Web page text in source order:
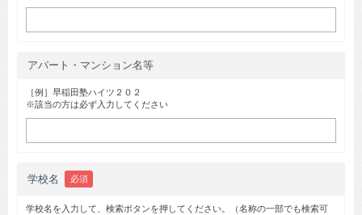
アパート・マンション名等
［例］早稲田塾ハイツ２０２
※該当の方は必ず入力してください
学校名 必須
学校名を入力して、検索ボタンを押してください。（名称の一部でも検索可